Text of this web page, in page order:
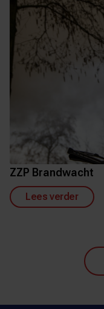
ZZP Brandwacht
Lees verder